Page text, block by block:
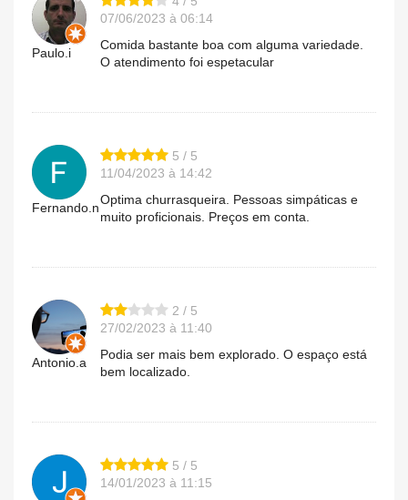
Paulo.i
07/06/2023 à 06:14
Comida bastante boa com alguma variedade.
O atendimento foi espetacular
Fernando.n
5 / 5
11/04/2023 à 14:42
Optima churrasqueira. Pessoas simpáticas e
muito proficionais. Preços em conta.
Antonio.a
2 / 5
27/02/2023 à 11:40
Podia ser mais bem explorado. O espaço está
bem localizado.
5 / 5
14/01/2023 à 11:15